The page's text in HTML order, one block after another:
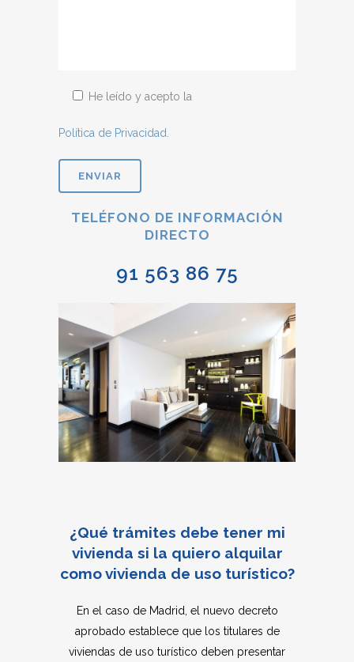
He leído y acepto la
Política de Privacidad.
TELÉFONO DE INFORMACIÓN
DIRECTO
91 563 86 75
¿Qué trámites debe tener mi
vivienda si la quiero alquilar
como vivienda de uso turístico?
En el caso de Madrid, el nuevo decreto
aprobado establece que los titulares de
viviendas de uso turístico deben presentar